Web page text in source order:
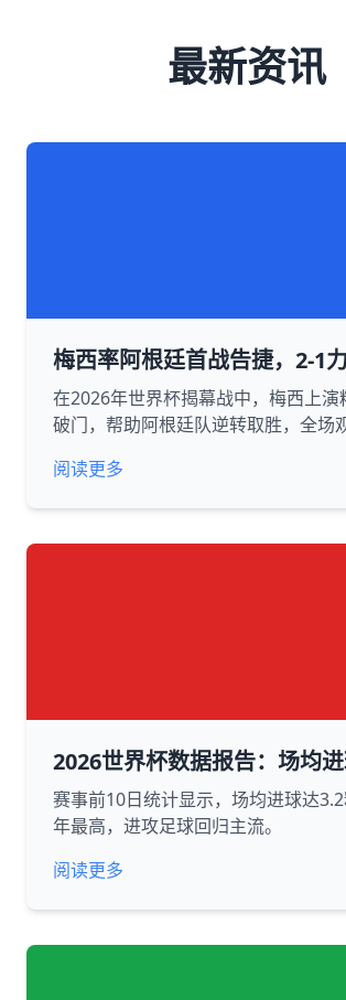
最新资讯
梅西率阿根廷首战告捷，2-1
在2026年世界杯揭幕战中，梅西上演
破门，帮助阿根廷队逆转取胜，全场
阅读更多
2026世界杯数据报告：场均
赛事前10日统计显示，场均进球达
年最高，进攻足球回归主流。
阅读更多